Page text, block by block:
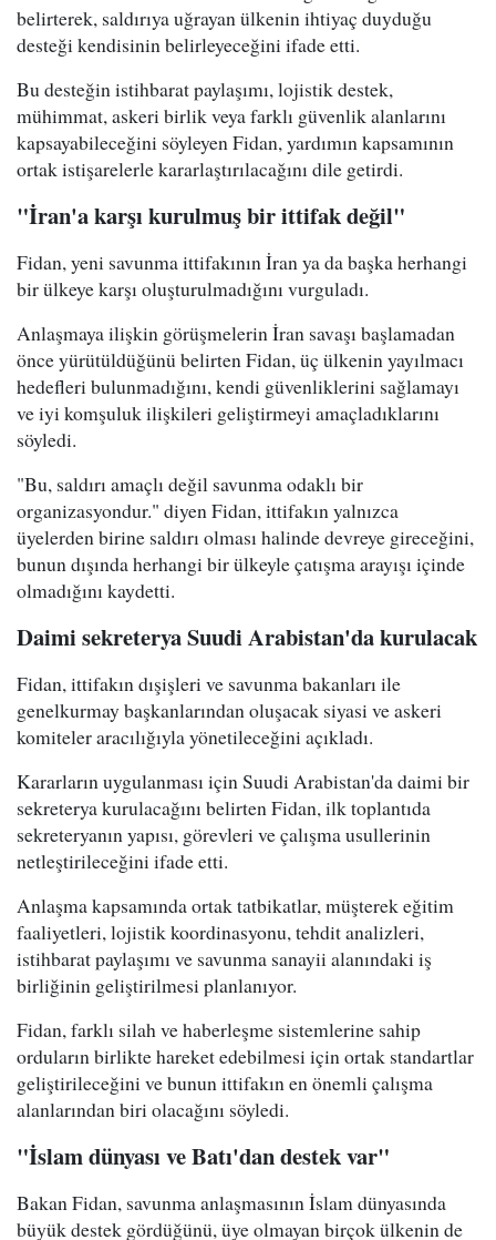
belirterek, saldırıya uğrayan ülkenin ihtiyaç duyduğu
desteği kendisinin belirleyeceğini ifade etti.
Bu desteğin istihbarat paylaşımı, lojistik destek,
mühimmat, askeri birlik veya farklı güvenlik alanlarını
kapsayabileceğini söyleyen Fidan, yardımın kapsamının
ortak istişarelerle kararlaştırılacağını dile getirdi.
"İran'a karşı kurulmuş bir ittifak değil"
Fidan, yeni savunma ittifakının İran ya da başka herhangi
bir ülkeye karşı oluşturulmadığını vurguladı.
Anlaşmaya ilişkin görüşmelerin İran savaşı başlamadan
önce yürütüldüğünü belirten Fidan, üç ülkenin yayılmacı
hedefleri bulunmadığını, kendi güvenliklerini sağlamayı
ve iyi komşuluk ilişkileri geliştirmeyi amaçladıklarını
söyledi.
"Bu, saldırı amaçlı değil savunma odaklı bir
organizasyondur." diyen Fidan, ittifakın yalnızca
üyelerden birine saldırı olması halinde devreye gireceğini,
bunun dışında herhangi bir ülkeyle çatışma arayışı içinde
olmadığını kaydetti.
Daimi sekreterya Suudi Arabistan'da kurulacak
Fidan, ittifakın dışişleri ve savunma bakanları ile
genelkurmay başkanlarından oluşacak siyasi ve askeri
komiteler aracılığıyla yönetileceğini açıkladı.
Kararların uygulanması için Suudi Arabistan'da daimi bir
sekreterya kurulacağını belirten Fidan, ilk toplantıda
sekreteryanın yapısı, görevleri ve çalışma usullerinin
netleştirileceğini ifade etti.
Anlaşma kapsamında ortak tatbikatlar, müşterek eğitim
faaliyetleri, lojistik koordinasyonu, tehdit analizleri,
istihbarat paylaşımı ve savunma sanayii alanındaki iş
birliğinin geliştirilmesi planlanıyor.
Fidan, farklı silah ve haberleşme sistemlerine sahip
orduların birlikte hareket edebilmesi için ortak standartlar
geliştirileceğini ve bunun ittifakın en önemli çalışma
alanlarından biri olacağını söyledi.
"İslam dünyası ve Batı'dan destek var"
Bakan Fidan, savunma anlaşmasının İslam dünyasında
büyük destek gördüğünü, üye olmayan birçok ülkenin de